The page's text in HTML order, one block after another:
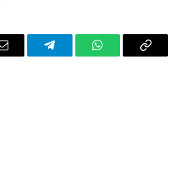
Email TelegramWhatsAppCopy